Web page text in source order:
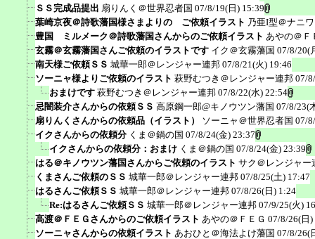
ＳＳ完成品提出 扇りんく＠世界忍者国 07/8/19(日) 15:39
葉崎京夜＠詩歌藩国様さまよりの ご依頼イラスト 乃亜I型＠ナニ
豊国 ミルメーク＠詩歌藩国さんからのご依頼イラスト あやの＠Ｆ
玄霧＠玄霧藩国さんご依頼のイラストです イク＠玄霧藩国 07/8/20(
南天様ご依頼ＳＳ 城華一郎＠レンジャー連邦 07/8/21(火) 19:46
ソーニャ様よりご依頼のイラスト 萩野むつき＠レンジャー連邦 07/
おまけです 萩野むつき＠レンジャー連邦 07/8/22(水) 22:54
忌闇装介さんからの依頼ＳＳ 高原鋼一郎@キノウツン藩国 07/8/23(
扇りんくさんからの依頼品（イラスト）
ソーニャ＠世界忍者国 07/
イクさんからの依頼分 くま＠鍋の国 07/8/24(金) 23:37
イクさんからの依頼分：おまけ くま＠鍋の国 07/8/24(金) 23:39
はる＠キノウツン藩国さんからご依頼のイラスト サク＠レンジャー
くまさんご依頼のＳＳ 城華一郎＠レンジャー連邦 07/8/25(土) 17:47
はるさんご依頼ＳＳ 城華一郎＠レンジャー連邦 07/8/26(日) 1:24
Re:はるさんご依頼ＳＳ 城華一郎＠レンジャー連邦 07/9/25(火)
高渡＠ＦＥＧさんからのご依頼イラスト あやの＠ＦＥＧ 07/8/26(日)
ソーニャさんからの依頼イラスト あおひと＠海法よけ藩国 07/8/26(